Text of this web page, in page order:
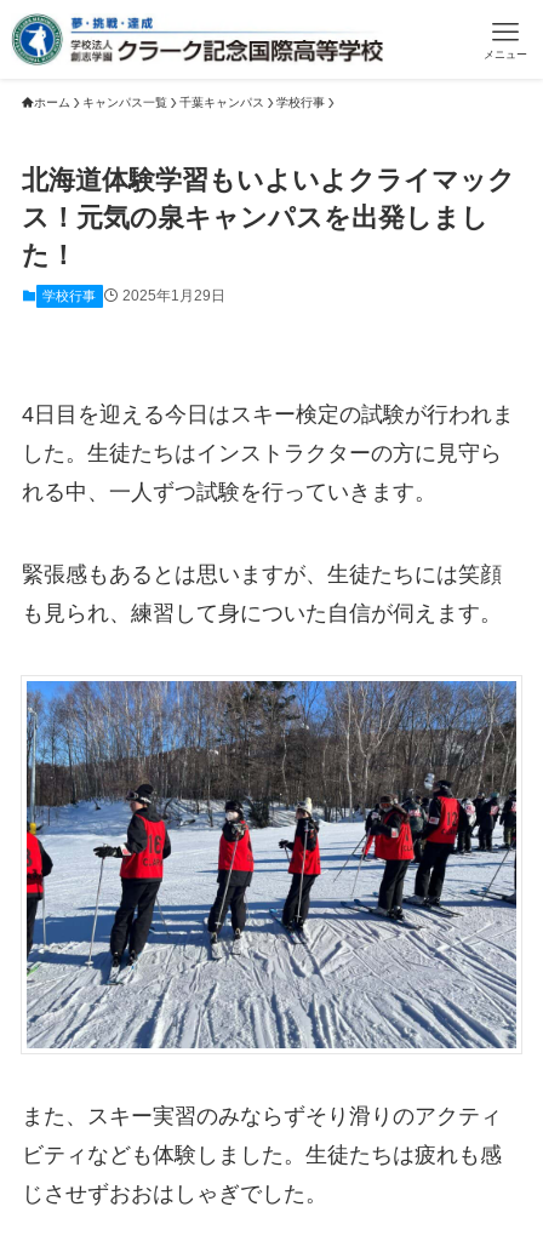
メニュー
ホーム キャンパス一覧 千葉キャンパス 学校行事
北海道体験学習もいよいよクライマック
ス！元気の泉キャンパスを出発しまし
た！
学校行事 2025年1月29日
4日目を迎える今日はスキー検定の試験が行われま
した。生徒たちはインストラクターの方に見守ら
れる中、一人ずつ試験を行っていきます。
緊張感もあるとは思いますが、生徒たちには笑顔
も見られ、練習して身についた自信が伺えます。
また、スキー実習のみならずそり滑りのアクティ
ビティなども体験しました。生徒たちは疲れも感
じさせずおおはしゃぎでした。